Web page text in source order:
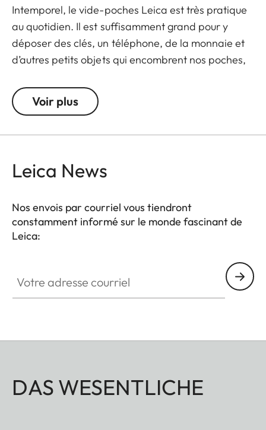
Intemporel, le vide-poches Leica est très pratique
au quotidien. Il est suffisamment grand pour y
déposer des clés, un téléphone, de la monnaie et
d’autres petits objets qui encombrent nos poches,
une entrée. De plus, son design moderne attirera
tous les regards où qu’il soit.
Voir plus
Leica News
Nos envois par courriel vous tiendront
constamment informé sur le monde fascinant de
Leica:
DAS WESENTLICHE